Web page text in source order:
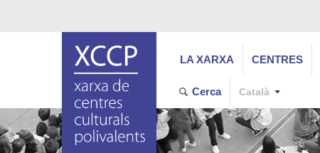
LA XARXA CENTRES
Cerca Català